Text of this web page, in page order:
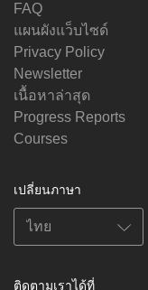
FAQ
แผนผังแว็บไซด์
Privacy Policy
Newsletter
เนื้อหาล่าสุด
Progress Reports
Courses
เปลี่ยนภาษา
ติดตามเราได้ที่